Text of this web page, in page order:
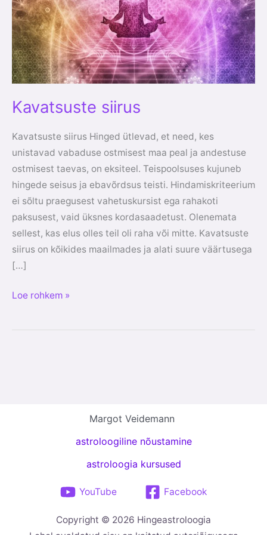
Kavatsuste siirus
Kavatsuste siirus Hinged ütlevad, et need, kes
unistavad vabaduse ostmisest maa peal ja andestuse
ostmisest taevas, on eksiteel. Teispoolsuses kujuneb
hingede seisus ja ebavõrdsus teisti. Hindamiskriteerium
ei sõltu praegusest vahetuskursist ega rahakoti
paksusest, vaid üksnes kordasaadetust. Olenemata
sellest, kas elus olles teil oli raha või mitte. Kavatsuste
siirus on kõikides maailmades ja alati suure väärtusega
[…]
Loe rohkem »
Margot Veidemann
astroloogiline nõustamine
astroloogia kursused
YouTube Facebook
Copyright © 2026 Hingeastroloogia